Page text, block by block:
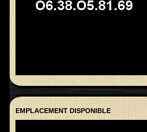
EMPLACEMENT DISPONIBLE